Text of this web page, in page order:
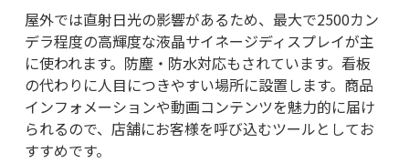
屋外では直射日光の影響があるため、最大で2500カン
デラ程度の高輝度な液晶サイネージディスプレイが主
に使われます。防塵・防水対応もされています。看板
の代わりに人目につきやすい場所に設置します。商品
インフォメーションや動画コンテンツを魅力的に届け
られるので、店舗にお客様を呼び込むツールとしてお
すすめです。